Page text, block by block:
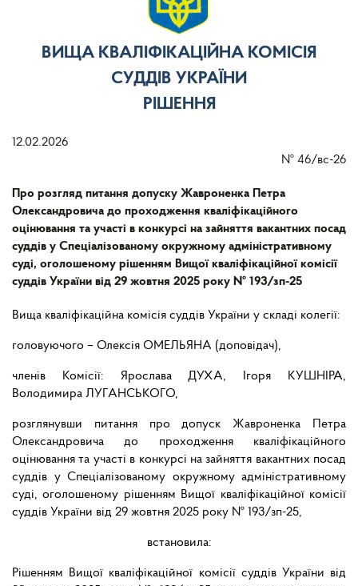
ВИЩА КВАЛІФІКАЦІЙНА КОМІСІЯ
СУДДІВ УКРАЇНИ
РІШЕННЯ
12.02.2026
№ 46/вс-26
Про розгляд питання допуску Жавроненка Петра
Олександровича до проходження кваліфікаційного
оцінювання та участі в конкурсі на зайняття вакантних посад
суддів у Спеціалізованому окружному адміністративному
суді, оголошеному рішенням Вищої кваліфікаційної комісії
суддів України від 29 жовтня 2025 року № 193/зп-25
Вища кваліфікаційна комісія суддів України у складі колегії:
головуючого – Олексія ОМЕЛЬЯНА (доповідач),
членів Комісії: Ярослава ДУХА, Ігоря КУШНІРА,
Володимира ЛУГАНСЬКОГО,
розглянувши питання про допуск Жавроненка Петра
Олександровича до проходження кваліфікаційного
оцінювання та участі в конкурсі на зайняття вакантних посад
суддів у Спеціалізованому окружному адміністративному
суді, оголошеному рішенням Вищої кваліфікаційної комісії
суддів України від 29 жовтня 2025 року № 193/зп-25,
встановила:
Рішенням Вищої кваліфікаційної комісії суддів України від